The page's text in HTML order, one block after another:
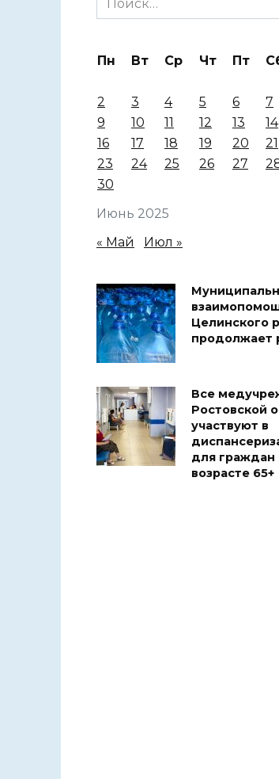
for:
Июнь 2025
Пн Вт Ср Чт Пт
2
3 4 5 6 7
9
10 11 12 13 14
16
17 18 19 20 21
23
24 25 26 27
30
« Май Июл »
Целинского
продолжает
Все
Ростовской
участвуют в
для граждан
возрасте 65+